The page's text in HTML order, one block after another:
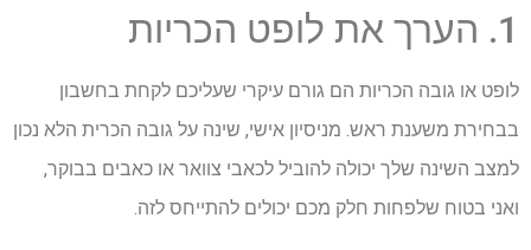
1. הערך את לופט הכריות
לופט או גובה הכריות הם גורם עיקרי שעליכם לקחת בחשבון
בבחירת משענת ראש. מניסיון אישי, שינה על גובה הכרית הלא נכון
למצב השינה שלך יכולה להוביל לכאבי צוואר או כאבים בבוקר,
ואני בטוח שלפחות חלק מכם יכולים להתייחס לזה.